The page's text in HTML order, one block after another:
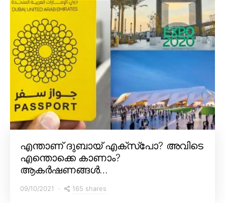
എന്താണ് ദുബായ് എക്സ്പോ? അവിടെ
എന്തൊക്കെ കാണാം?
ആകർഷണങ്ങൾ…
09/10/2021 165 shares